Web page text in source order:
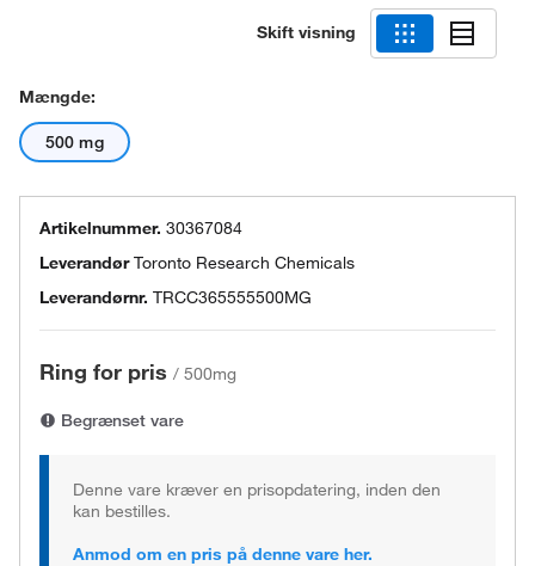
Skift visning
Mængde:
500 mg
Artikelnummer. 30367084
LeverandørToronto Research Chemicals
Leverandørnr. TRCC365555500MG
Ring for pris / 500mg
Begrænset vare
Denne vare kræver en prisopdatering, inden den
kan bestilles.
Anmod om en pris på denne vare her.